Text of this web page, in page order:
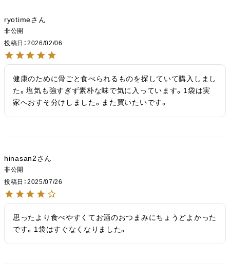
ryotime
非公開
投稿日
2026/02/06
健康のために骨ごと食べられるものを探していて購入しまし
た。塩気も強すぎず素朴な味で気に入っています。1袋は実
家へおすそ分けしました。また買いたいです。
hinasan2
非公開
投稿日
2025/07/26
思ったより食べやすくてお酒のおつまみにちょうどよかった
です。1袋はすぐなくなりました。